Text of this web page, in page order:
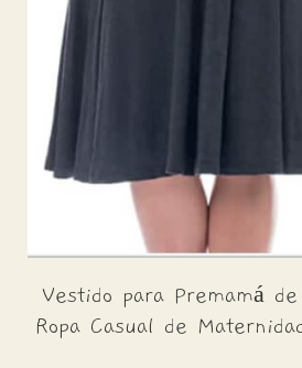
Vestido para Premamá
Ropa Casual de